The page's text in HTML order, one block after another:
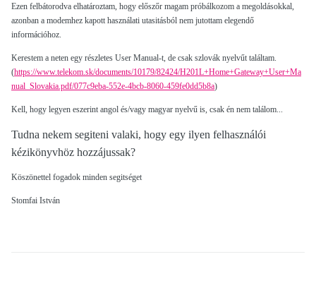
Ezen felbátorodva elhatároztam, hogy előszőr magam próbálkozom a megoldásokkal,
azonban a modemhez kapott használati utasitásból nem jutottam elegendő
információhoz.
Kerestem a neten egy részletes User Manual-t, de csak szlovák nyelvűt találtam.
(https://www.telekom.sk/documents/10179/82424/H201L+Home+Gateway+User+Ma
nual_Slovakia.pdf/077c9eba-552e-4bcb-8060-459fe0dd5b8a)
Kell, hogy legyen eszerint angol és/vagy magyar nyelvű is, csak én nem találom...
Tudna nekem segiteni valaki, hogy egy ilyen felhasználói
kézikönyvhöz hozzájussak?
Köszönettel fogadok minden segitséget
Stomfai István